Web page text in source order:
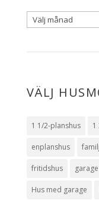
VÄLJ
1 1/2-planshus 1
enplanshus
fritidshus garage
Hus med garage